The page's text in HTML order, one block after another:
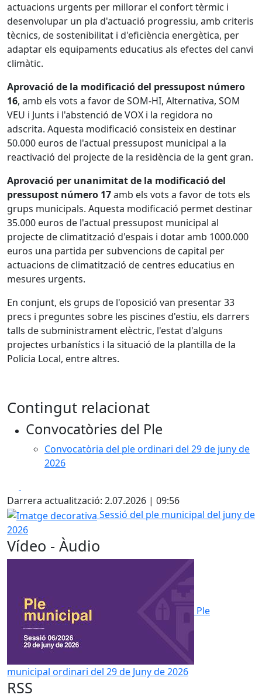
actuacions urgents per millorar el confort tèrmic i
desenvolupar un pla d'actuació progressiu, amb criteris
tècnics, de sostenibilitat i d'eficiència energètica, per
adaptar els equipaments educatius als efectes del canvi
climàtic.
Aprovació de la modificació del pressupost número
16, amb els vots a favor de SOM-HI, Alternativa, SOM
VEU i Junts i l'abstenció de VOX i la regidora no
adscrita. Aquesta modificació consisteix en destinar
50.000 euros de l'actual pressupost municipal a la
reactivació del projecte de la residència de la gent gran.
Aprovació per unanimitat de la modificació del
pressupost número 17amb els vots a favor de tots els
grups municipals. Aquesta modificació permet destinar
35.000 euros de l'actual pressupost municipal al
projecte de climatització d'espais i dotar amb 1000.000
euros una partida per subvencions de capital per
actuacions de climatització de centres educatius en
mesures urgents.
En conjunt, els grups de l'oposició van presentar 33
precs i preguntes sobre les piscines d'estiu, els darrers
talls de subministrament elèctric, l'estat d'alguns
projectes urbanístics i la situació de la plantilla de la
Policia Local, entre altres.
Contingut relacionat
Convocatòries del Ple
Convocatòria del ple ordinari del 29 de juny de
2026
Darrera actualització: 2.07.2026 | 09:56
Imatge decorativa
Sessió del ple municipal del juny de
2026
Vídeo - Àudio
Ple
municipal ordinari del 29 de Juny de 2026
RSS